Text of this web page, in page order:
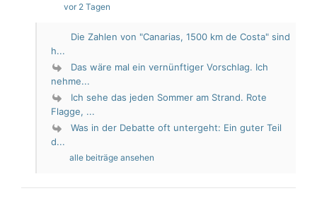
vor 2 Tagen
Die Zahlen von "Canarias, 1500 km de Costa" sind
h...
Das wäre mal ein vernünftiger Vorschlag. Ich
nehme...
Ich sehe das jeden Sommer am Strand. Rote
Flagge, ...
Was in der Debatte oft untergeht: Ein guter Teil
d...
alle beiträge ansehen